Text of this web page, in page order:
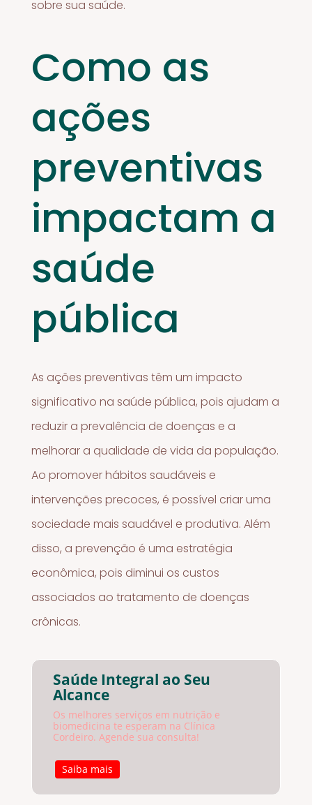
sobre sua saúde.
Como as
ações
preventivas
impactam a
saúde
pública
As ações preventivas têm um impacto
significativo na saúde pública, pois ajudam a
reduzir a prevalência de doenças e a
melhorar a qualidade de vida da população.
Ao promover hábitos saudáveis e
intervenções precoces, é possível criar uma
sociedade mais saudável e produtiva. Além
disso, a prevenção é uma estratégia
econômica, pois diminui os custos
associados ao tratamento de doenças
crônicas.
Saúde Integral ao Seu
Alcance
Os melhores serviços em nutrição e
biomedicina te esperam na Clínica
Cordeiro. Agende sua consulta!
Saiba mais